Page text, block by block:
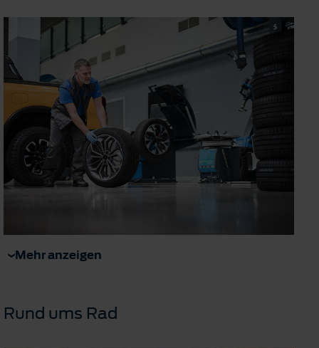
Mehr anzeigen
Rund ums Rad